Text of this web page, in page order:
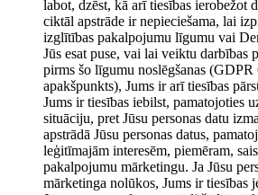
labot, dzēst, kā arī tiesības ierobežot
ciktāl apstrāde ir nepieciešama, lai
izglītības pakalpojumu līgumu vai
Jūs esat puse, vai lai veiktu darbības
pirms šo līgumu noslēgšanas
apakšpunkts), Jums ir arī tiesības
Jums ir tiesības iebilst, pamatojoties
situāciju, pret Jūsu personas datu
apstrādā Jūsu personas datus,
leģitīmajām interesēm, piemēram,
pakalpojumu mārketingu. Ja Jūsu
mārketinga nolūkos, Jums ir tiesības